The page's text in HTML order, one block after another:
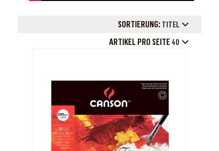
SORTIERUNG: TITEL
ARTIKEL PRO SEITE 40